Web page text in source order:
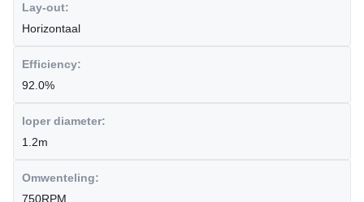
Lay-out:
Horizontaal
Efficiency:
92.0%
loper diameter:
1.2m
Omwenteling:
750RPM